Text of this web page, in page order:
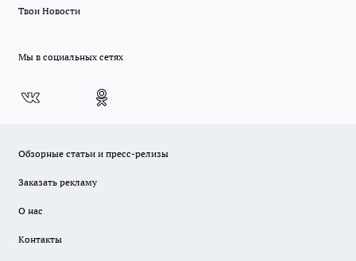
Твои Новости
Мы в социальных сетях
Обзорные статьи и пресс-релизы
Заказать рекламу
О нас
Контакты